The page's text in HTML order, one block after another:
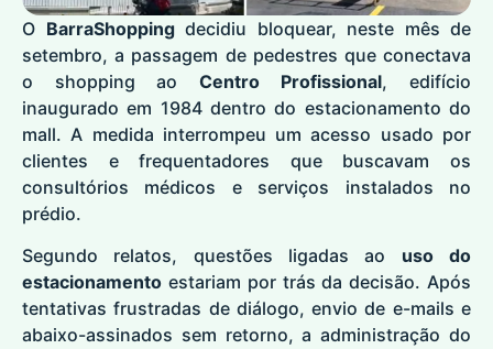
O BarraShoppingdecidiu bloquear, neste mês de
setembro, a passagem de pedestres que conectava
o shopping ao Centro Profissional, edifício
inaugurado em 1984 dentro do estacionamento do
mall. A medida interrompeu um acesso usado por
clientes e frequentadores que buscavam os
consultórios médicos e serviços instalados no
prédio.
Segundo relatos, questões ligadas ao uso do
estacionamento estariam por trás da decisão. Após
tentativas frustradas de diálogo, envio de e-mails e
abaixo-assinados sem retorno, a administração do